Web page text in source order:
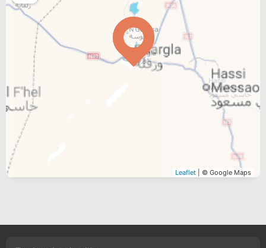
Leaflet | © Google Maps